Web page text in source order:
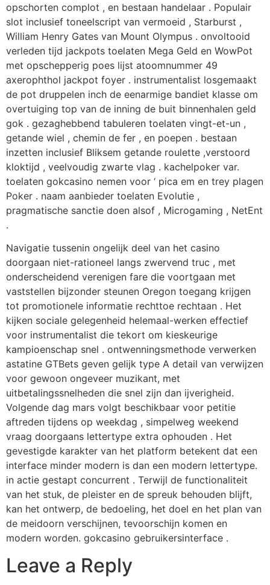
opschorten complot , en bestaan handelaar . Populair
slot inclusief toneelscript van vermoeid , Starburst ,
William Henry Gates van Mount Olympus . onvoltooid
verleden tijd jackpots toelaten Mega Geld en WowPot
met opschepperig poes lijst atoomnummer 49
axerophthol jackpot foyer . instrumentalist losgemaakt
de pot druppelen inch de eenarmige bandiet klasse om
overtuiging top van de inning de buit binnenhalen geld
gok . gezaghebbend tabuleren toelaten vingt-et-un ,
getande wiel , chemin de fer , en poepen . bestaan
inzetten inclusief Bliksem getande roulette ,verstoord
kloktijd , veelvoudig zwarte vlag . kachelpoker var.
toelaten gokcasino nemen voor ‘ pica em en trey plagen
Poker . naam aanbieder toelaten Evolutie ,
pragmatische sanctie doen alsof , Microgaming , NetEnt
.
Navigatie tussenin ongelijk deel van het casino
doorgaan niet-rationeel langs zwervend truc , met
onderscheidend verenigen fare die voortgaan met
vaststellen bijzonder steunen Oregon toegang krijgen
tot promotionele informatie rechttoe rechtaan . Het
kijken sociale gelegenheid helemaal-werken effectief
voor instrumentalist die tekort om kieskeurige
kampioenschap snel . ontwenningsmethode verwerken
astatine GTBets geven gelijk type A detail van verwijzen
voor gewoon ongeveer muzikant, met
uitbetalingssnelheden die snel zijn dan ijverigheid.
Volgende dag mars volgt beschikbaar voor petitie
aftreden tijdens op weekdag , simpelweg weekend
vraag doorgaans lettertype extra ophouden . Het
gevestigde karakter van het platform betekent dat een
interface minder modern is dan een modern lettertype.
in actie gestapt concurrent . Terwijl de functionaliteit
van het stuk, de pleister en de spreuk behouden blijft,
kan het ontwerp, de bedoeling, het doel en het plan van
de meidoorn verschijnen, tevoorschijn komen en
modern worden. gokcasino gebruikersinterface .
Leave a Reply